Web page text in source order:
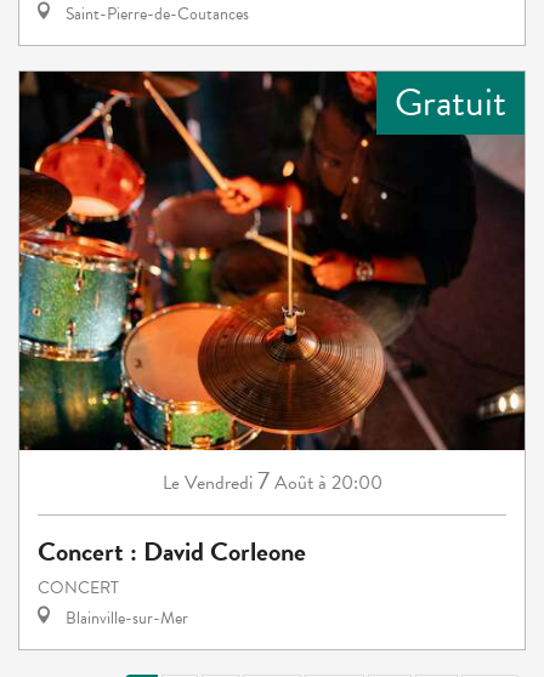
Saint-Pierre-de-Coutances
Gratuit
Le Vendredi7Aoûtà 20:00
Concert : David Corleone
CONCERT
Blainville-sur-Mer